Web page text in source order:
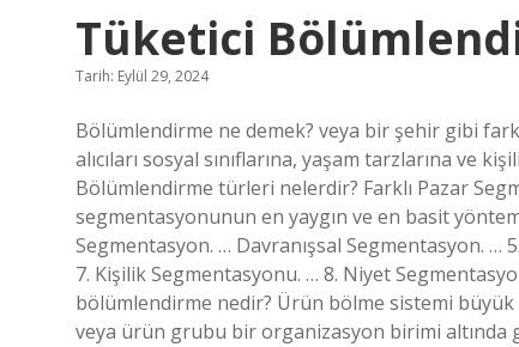
Tüketici
Tarih: Eylül 29, 2024
Bölümlendirme ne demek? veya bir şehir gibi
alıcıları sosyal sınıflarına, yaşam tarzlarına ve
Bölümlendirme türleri nelerdir? Farklı Pazar
segmentasyonunun en yaygın ve en basit
Segmentasyon. … Davranışsal Segmentasyon.
7. Kişilik Segmentasyonu. … 8. Niyet
bölümlendirme nedir? Ürün bölme sistemi
veya ürün grubu bir organizasyon birimi altında